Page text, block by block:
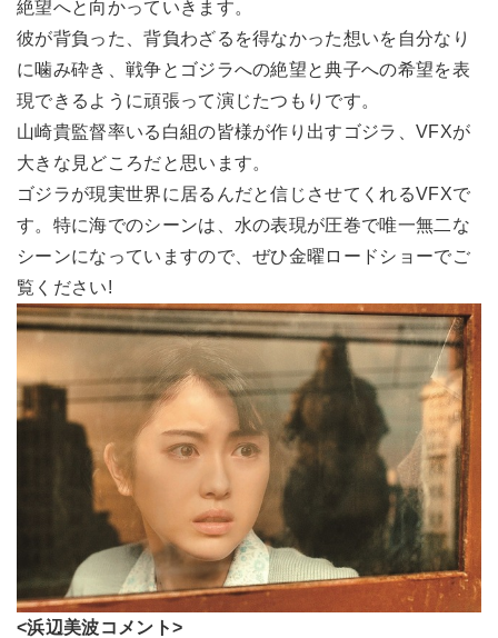
絶望へと向かっていきます。
彼が背負った、背負わざるを得なかった想いを自分なり
に噛み砕き、戦争とゴジラへの絶望と典子への希望を表
現できるように頑張って演じたつもりです。
山崎貴監督率いる白組の皆様が作り出すゴジラ、VFXが
大きな見どころだと思います。
ゴジラが現実世界に居るんだと信じさせてくれるVFXで
す。特に海でのシーンは、水の表現が圧巻で唯一無二な
シーンになっていますので、ぜひ金曜ロードショーでご
覧ください!
<浜辺美波コメント>